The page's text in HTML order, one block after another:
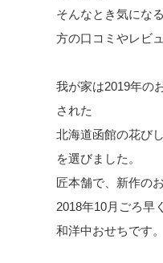
そんなとき気にな
方の口コミやレビ
我が家は2019年の
された
北海道函館の花び
を選びました。
匠本舗で、新作の
2018年10月ごろ早
和洋中おせちです。